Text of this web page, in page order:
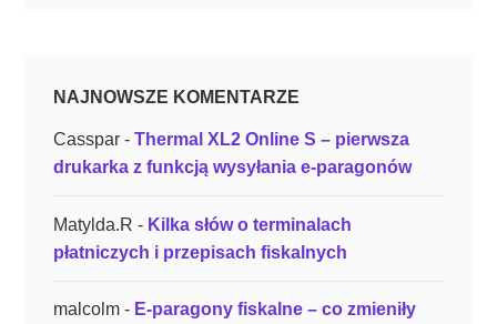
n
e
NAJNOWSZE KOMENTARZE
Casspar- Thermal XL2 Online S – pierwsza
drukarka z funkcją wysyłania e-paragonów
Matylda.R - Kilka słów o terminalach
płatniczych i przepisach fiskalnych
malcolm- E-paragony fiskalne – co zmieniły